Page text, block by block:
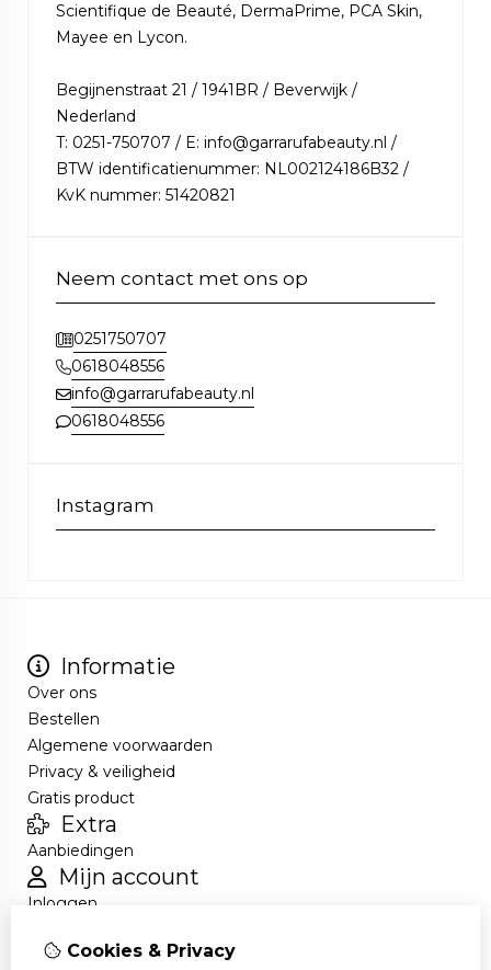
Scientifique de Beauté, DermaPrime, PCA Skin,
Mayee en Lycon.
Begijnenstraat 21 / 1941BR / Beverwijk /
Nederland
T: 0251-750707 / E: info@garrarufabeauty.nl /
BTW identificatienummer: NL002124186B32 /
KvK nummer: 51420821
Neem contact met ons op
0251750707
0618048556
info@garrarufabeauty.nl
0618048556
Instagram
Informatie
Over ons
Bestellen
Algemene voorwaarden
Privacy & veiligheid
Gratis product
Extra
Aanbiedingen
Mijn account
Inloggen
Nieuwsbrief
Cookies & Privacy